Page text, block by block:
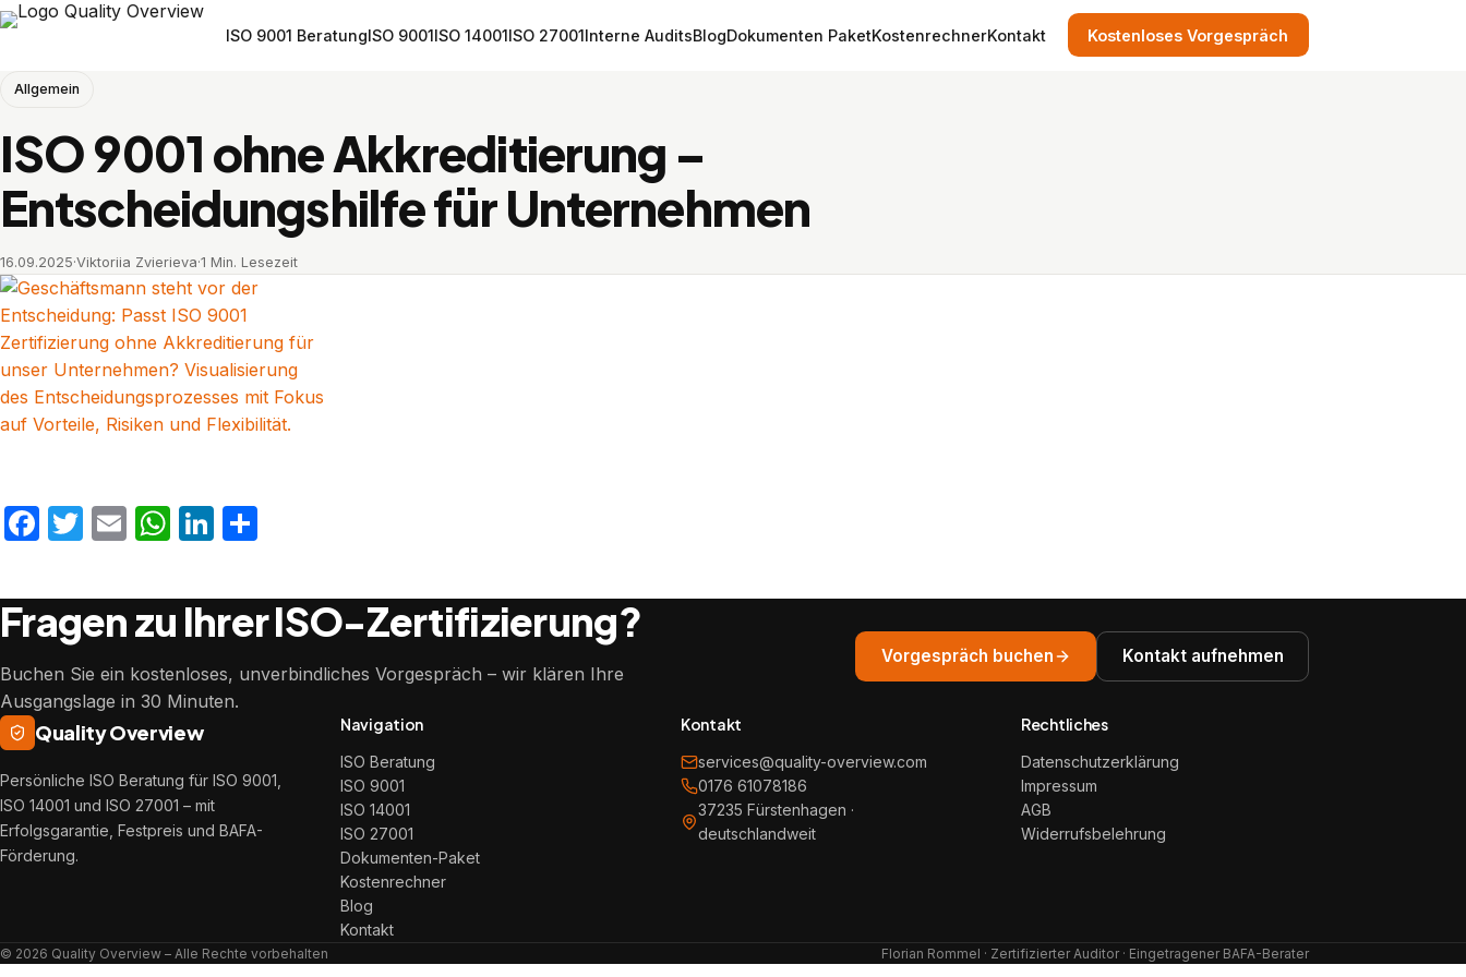
ISO 9001 BeratungISO 9001ISO 14001ISO 27001Interne AuditsBlogDokumenten PaketKostenrechnerKontakt Kostenloses Vorgespräch
Allgemein
ISO 9001 ohne Akkreditierung –
Entscheidungshilfe für Unternehmen
16.09.2025·Viktoriia Zvierieva·1 Min. Lesezeit
Facebook
Twitter
EmailWhatsApp
LinkedIn
Fragen zu Ihrer ISO-Zertifizierung?
Buchen Sie ein kostenloses, unverbindliches Vorgespräch – wir klären Ihre
Ausgangslage in 30 Minuten.
Vorgespräch buchen Kontakt aufnehmen
Quality Overview
Persönliche ISO Beratung für ISO 9001,
ISO 14001 und ISO 27001 – mit
Erfolgsgarantie, Festpreis und BAFA-
Förderung.
Navigation
ISO Beratung
ISO 9001
ISO 14001
ISO 27001
Dokumenten-Paket
Kostenrechner
Blog
Kontakt
Kontakt
services@quality-overview.com
0176 61078186
37235 Fürstenhagen ·
deutschlandweit
Rechtliches
Datenschutzerklärung
Impressum
AGB
Widerrufsbelehrung
© 2026 Quality Overview – Alle Rechte vorbehalten Florian Rommel · Zertifizierter Auditor · Eingetragener BAFA-Berater